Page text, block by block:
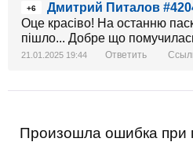
+6
Дмитрий Питалов
Оце красіво! На останню
пішло... Добре що
21.01.2025 19:44 Ответить
Произошла ошибка при